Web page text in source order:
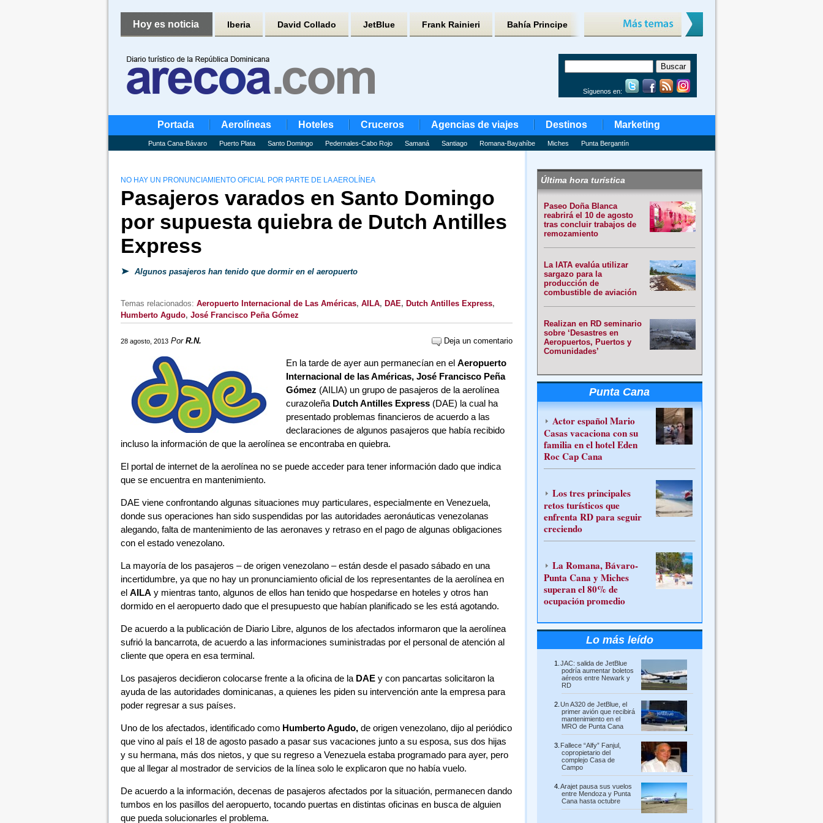
Hoy es noticia Iberia David Collado JetBlue Frank Rainieri Bahía Principe
Síguenos en:
Portada Aerolíneas Hoteles Cruceros Agencias de viajes Destinos Marketing
Punta Cana-Bávaro Puerto Plata Santo Domingo Pedernales-Cabo Rojo Samaná Santiago Romana-Bayahíbe Miches Punta Bergantín
NO HAY UN PRONUNCIAMIENTO OFICIAL POR PARTE DE LA AEROLÍNEA
Pasajeros varados en Santo Domingo
por supuesta quiebra de Dutch Antilles
Express
Algunos pasajeros han tenido que dormir en el aeropuerto
Temas relacionados: Aeropuerto Internacional de Las Américas, AILA, DAE, Dutch Antilles Express,
Humberto Agudo, José Francisco Peña Gómez
28 agosto, 2013 Por R.N. Deja un comentario
En la tarde de ayer aun permanecían en el Aeropuerto
Internacional de las Américas, José Francisco Peña
Gómez (AILIA) un grupo de pasajeros de la aerolínea
curazoleña Dutch Antilles Express(DAE) la cual ha
presentado problemas financieros de acuerdo a las
declaraciones de algunos pasajeros que había recibido
incluso la información de que la aerolínea se encontraba en quiebra.
El portal de internet de la aerolínea no se puede acceder para tener información dado que indica
que se encuentra en mantenimiento.
DAE viene confrontando algunas situaciones muy particulares, especialmente en Venezuela,
donde sus operaciones han sido suspendidas por las autoridades aeronáuticas venezolanas
alegando, falta de mantenimiento de las aeronaves y retraso en el pago de algunas obligaciones
con el estado venezolano.
La mayoría de los pasajeros – de origen venezolano – están desde el pasado sábado en una
incertidumbre, ya que no hay un pronunciamiento oficial de los representantes de la aerolínea en
el AILA y mientras tanto, algunos de ellos han tenido que hospedarse en hoteles y otros han
dormido en el aeropuerto dado que el presupuesto que habían planificado se les está agotando.
De acuerdo a la publicación de Diario Libre, algunos de los afectados informaron que la aerolínea
sufrió la bancarrota, de acuerdo a las informaciones suministradas por el personal de atención al
cliente que opera en esa terminal.
Los pasajeros decidieron colocarse frente a la oficina de la DAEy con pancartas solicitaron la
ayuda de las autoridades dominicanas, a quienes les piden su intervención ante la empresa para
poder regresar a sus países.
Uno de los afectados, identificado como Humberto Agudo,de origen venezolano, dijo al periódico
que vino al país el 18 de agosto pasado a pasar sus vacaciones junto a su esposa, sus dos hijas
y su hermana, más dos nietos, y que su regreso a Venezuela estaba programado para ayer, pero
que al llegar al mostrador de servicios de la línea solo le explicaron que no había vuelo.
De acuerdo a la información, decenas de pasajeros afectados por la situación, permanecen dando
tumbos en los pasillos del aeropuerto, tocando puertas en distintas oficinas en busca de alguien
que pueda solucionarles el problema.
Última hora turística
Paseo Doña Blanca
reabrirá el 10 de agosto
tras concluir trabajos de
remozamiento
La IATA evalúa utilizar
sargazo para la
producción de
combustible de aviación
Realizan en RD seminario
sobre ‘Desastres en
Aeropuertos, Puertos y
Comunidades’
Punta Cana
Actor español Mario
Casas vacaciona con su
familia en el hotel Eden
Roc Cap Cana
Los tres principales
retos turísticos que
enfrenta RD para seguir
creciendo
La Romana, Bávaro-
Punta Cana y Miches
superan el 80% de
ocupación promedio
Lo más leído
JAC: salida de JetBlue
podría aumentar boletos
aéreos entre Newark y
RD
Un A320 de JetBlue, el
primer avión que recibirá
mantenimiento en el
MRO de Punta Cana
Fallece “Alfy” Fanjul,
copropietario del
complejo Casa de
Campo
Arajet pausa sus vuelos
entre Mendoza y Punta
Cana hasta octubre